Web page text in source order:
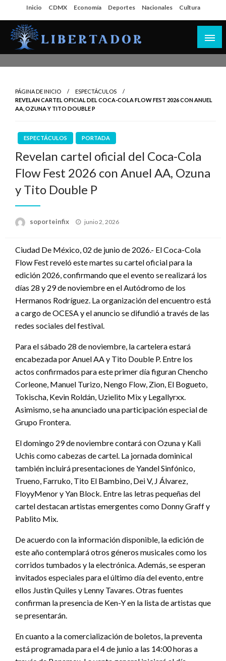
al
contenido
Inicio CDMX Economía Deportes Nacionales Cultura
PÁGINA DE INICIO
ESPECTÁCULOS
REVELAN CARTEL OFICIAL DEL COCA-COLA FLOW FEST 2026 CON ANUEL
AA, OZUNA Y TITO DOUBLE P
ESPECTÁCULOS PORTADA
Revelan cartel oficial del Coca-Cola
Flow Fest 2026 con Anuel AA, Ozuna
y Tito Double P
soporteinfix
Publicado
junio 2, 2026
Ciudad De México, 02 de junio de 2026.- El Coca-Cola
Flow Fest reveló este martes su cartel oficial para la
edición 2026, confirmando que el evento se realizará los
días 28 y 29 de noviembre en el Autódromo de los
Hermanos Rodríguez. La organización del encuentro está
a cargo de OCESA y el anuncio se difundió a través de las
redes sociales del festival.
Para el sábado 28 de noviembre, la cartelera estará
encabezada por Anuel AA y Tito Double P. Entre los
actos confirmados para este primer día figuran Chencho
Corleone, Manuel Turizo, Nengo Flow, Zion, El Bogueto,
Tokischa, Kevin Roldán, Uzielito Mix y Legallyrxx.
Asimismo, se ha anunciado una participación especial de
Grupo Frontera.
El domingo 29 de noviembre contará con Ozuna y Kali
Uchis como cabezas de cartel. La jornada dominical
también incluirá presentaciones de Yandel Sinfónico,
Trueno, Farruko, Tito El Bambino, Dei V, J Álvarez,
FloyyMenor y Yan Block. Entre las letras pequeñas del
cartel destacan artistas emergentes como Donny Graff y
Pablito Mix.
De acuerdo con la información disponible, la edición de
este año contemplará otros géneros musicales como los
corridos tumbados y la electrónica. Además, se esperan
invitados especiales para el último día del evento, entre
ellos Justin Quiles y Lenny Tavares. Otras fuentes
confirman la presencia de Ken-Y en la lista de artistas que
se presentarán.
En cuanto a la comercialización de boletos, la preventa
está programada para el 4 de junio a las 14:00 horas a